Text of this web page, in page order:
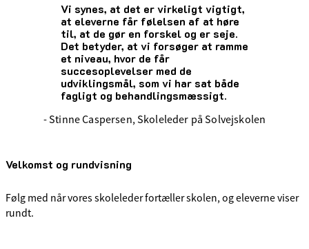
Vi synes, at det er virkeligt vigtigt,
at eleverne får følelsen af at høre
til, at de gør en forskel og er seje.
Det betyder, at vi forsøger at ramme
et niveau, hvor de får
succesoplevelser med de
udviklingsmål, som vi har sat både
fagligt og behandlingsmæssigt.
- Stinne Caspersen, Skoleleder på Solvejskolen
Velkomst og rundvisning
Følg med når vores skoleleder fortæller skolen, og eleverne viser
rundt.